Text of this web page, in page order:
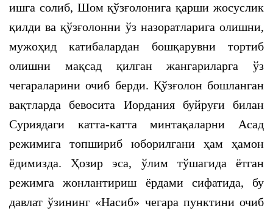
ишга солиб, Шом қўзғолонига қарши жосуслик
қилди ва қўзғолонни ўз назоратларига олишни,
мужоҳид катибалардан бошқарувни тортиб
олишни мақсад қилган жангариларга ўз
чегараларини очиб берди. Қўзғолон бошланган
вақтларда бевосита Иордания буйруғи билан
Суриядаги катта-катта минтақаларни Асад
режимига топшириб юборилгани ҳам ҳамон
ёдимизда. Ҳозир эса, ўлим тўшагида ётган
режимга жонлантириш ёрдами сифатида, бу
давлат ўзининг «Насиб» чегара пунктини очиб